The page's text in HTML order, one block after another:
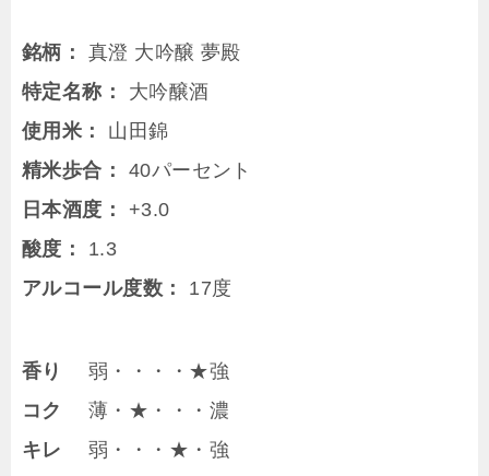
銘柄：
真澄 大吟醸 夢殿
特定名称：
大吟醸酒
使用米：
山田錦
精米歩合：
40パーセント
日本酒度：
+3.0
酸度：
1.3
アルコール度数：
17度
香り
弱・・・・★強
コク
薄・★・・・濃
キレ 弱・・・★・強